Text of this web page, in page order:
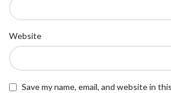
Website
Save my name, email, and website in